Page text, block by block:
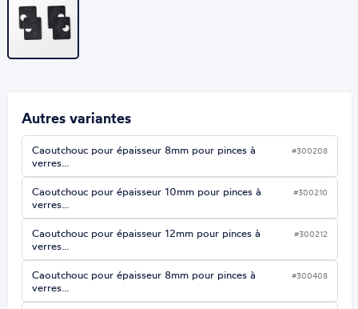
Autres variantes
Caoutchouc pour épaisseur 8mm pour pinces à
verres…
#300208
Caoutchouc pour épaisseur 10mm pour pinces à
verres…
#300210
Caoutchouc pour épaisseur 12mm pour pinces à
verres…
#300212
Caoutchouc pour épaisseur 8mm pour pinces à
verres…
#300408